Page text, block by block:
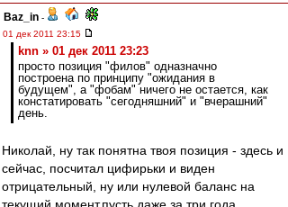
Baz_in -
01 дек 2011 23:15
knn » 01 дек 2011 23:23
просто позиция "филов" одназначно
построена по принципу "ожидания в
будущем", а "фобам" ничего не остается, как
констатировать "сегодняшний" и "вчерашний"
день.
Николай, ну так понятна твоя позиция - здесь и
сейчас, посчитал цифирьки и виден
отрицательный, ну или нулевой баланс на